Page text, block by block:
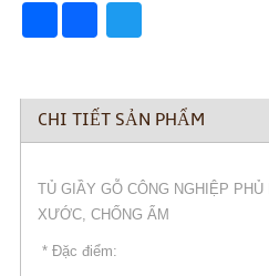
Share Twitter
CHI TIẾT SẢN PHẨM
TỦ GIẦY GỖ CÔNG NGHIỆP
XƯỚC, CHỐNG ẨM
* Đặc điểm: